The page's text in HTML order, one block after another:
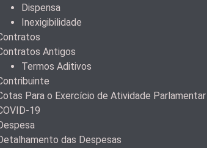
Dispensa
Inexigibilidade
Antigos
Termos Aditivos
Para o Exercício de Atividade Parlamentar
19
das Despesas